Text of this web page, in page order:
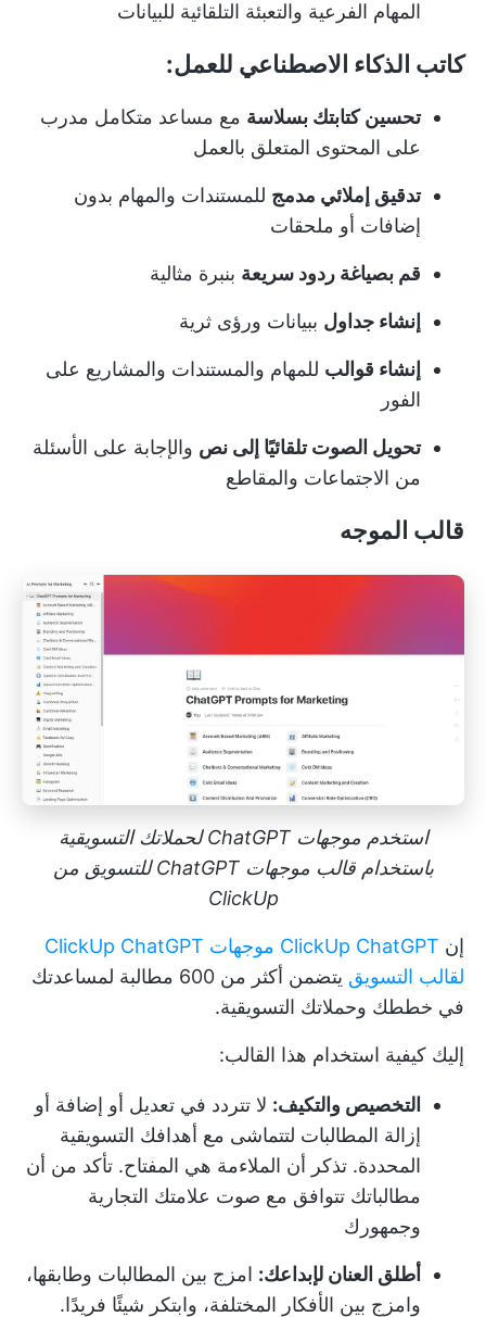
المهام الفرعية والتعبئة التلقائية للبيانات
كاتب الذكاء الاصطناعي للعمل:
تحسين كتابتك بسلاسة مع مساعد متكامل مدرب
على المحتوى المتعلق بالعمل
تدقيق إملائي مدمج للمستندات والمهام بدون
إضافات أو ملحقات
قم بصياغة ردود سريعة بنبرة مثالية
إنشاء جداول ببيانات ورؤى ثرية
إنشاء قوالب للمهام والمستندات والمشاريع على
الفور
تحويل الصوت تلقائيًا إلى نص والإجابة على الأسئلة
من الاجتماعات والمقاطع
قالب الموجه
استخدم موجهات ChatGPT لحملاتك التسويقية
باستخدام قالب موجهات ChatGPT للتسويق من
ClickUp
إن
ClickUp ChatGPT موجهات ClickUp ChatGPT
لقالب التسويق
يتضمن أكثر من 600 مطالبة لمساعدتك
في خططك وحملاتك التسويقية.
إليك كيفية استخدام هذا القالب:
التخصيص والتكيف: لا تتردد في تعديل أو إضافة أو
إزالة المطالبات لتتماشى مع أهدافك التسويقية
المحددة. تذكر أن الملاءمة هي المفتاح. تأكد من أن
مطالباتك تتوافق مع صوت علامتك التجارية
وجمهورك
أطلق العنان لإبداعك: امزج بين المطالبات وطابقها،
وامزج بين الأفكار المختلفة، وابتكر شيئًا فريدًا.